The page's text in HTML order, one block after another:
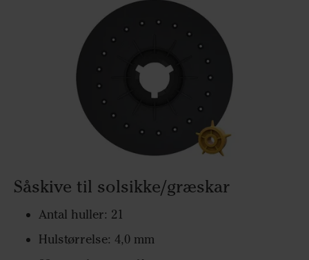
Såskive til solsikke/græskar
Antal huller: 21
Hulstørrelse: 4,0 mm